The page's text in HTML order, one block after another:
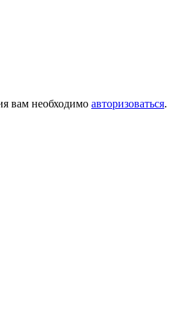
вам необходимо авторизоваться.